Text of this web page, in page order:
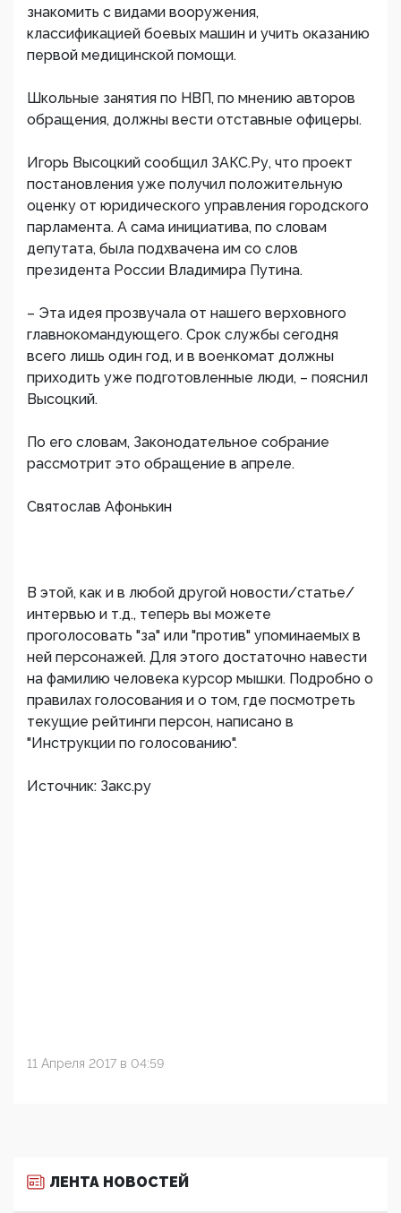
знакомить с видами вооружения,
классификацией боевых машин и учить оказанию
первой медицинской помощи.
Школьные занятия по НВП, по мнению авторов
обращения, должны вести отставные офицеры.
Игорь Высоцкий сообщил ЗАКС.Ру, что проект
постановления уже получил положительную
оценку от юридического управления городского
парламента. А сама инициатива, по словам
депутата, была подхвачена им со слов
президента России Владимира Путина.
– Эта идея прозвучала от нашего верховного
главнокомандующего. Срок службы сегодня
всего лишь один год, и в военкомат должны
приходить уже подготовленные люди, – пояснил
Высоцкий.
По его словам, Законодательное собрание
рассмотрит это обращение в апреле.
Святослав Афонькин
В этой, как и в любой другой новости/статье/
интервью и т.д., теперь вы можете
проголосовать "за" или "против" упоминаемых в
ней персонажей. Для этого достаточно навести
на фамилию человека курсор мышки. Подробно о
правилах голосования и о том, где посмотреть
текущие рейтинги персон, написано в
"Инструкции по голосованию".
Источник: Закс.ру
11 Апреля 2017 в 04:59
ЛЕНТА НОВОСТЕЙ